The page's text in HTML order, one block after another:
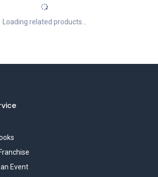
Loading related products...
Event